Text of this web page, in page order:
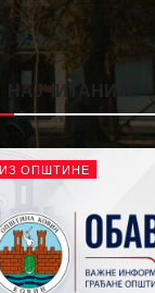
НАЈЧИТАНИЈЕ
ИЗ ОПШТИНЕ